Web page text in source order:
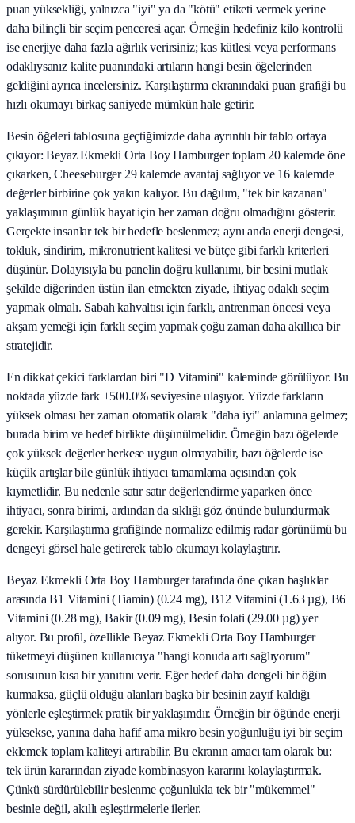
puan yüksekliği, yalnızca "iyi" ya da "kötü" etiketi vermek yerine
daha bilinçli bir seçim penceresi açar. Örneğin hedefiniz kilo kontrolü
ise enerjiye daha fazla ağırlık verirsiniz; kas kütlesi veya performans
odaklıysanız kalite puanındaki artıların hangi besin öğelerinden
geldiğini ayrıca incelersiniz. Karşılaştırma ekranındaki puan grafiği bu
hızlı okumayı birkaç saniyede mümkün hale getirir.
Besin öğeleri tablosuna geçtiğimizde daha ayrıntılı bir tablo ortaya
çıkıyor: Beyaz Ekmekli Orta Boy Hamburger toplam 20 kalemde öne
çıkarken, Cheeseburger 29 kalemde avantaj sağlıyor ve 16 kalemde
değerler birbirine çok yakın kalıyor. Bu dağılım, "tek bir kazanan"
yaklaşımının günlük hayat için her zaman doğru olmadığını gösterir.
Gerçekte insanlar tek bir hedefle beslenmez; aynı anda enerji dengesi,
tokluk, sindirim, mikronutrient kalitesi ve bütçe gibi farklı kriterleri
düşünür. Dolayısıyla bu panelin doğru kullanımı, bir besini mutlak
şekilde diğerinden üstün ilan etmekten ziyade, ihtiyaç odaklı seçim
yapmak olmalı. Sabah kahvaltısı için farklı, antrenman öncesi veya
akşam yemeği için farklı seçim yapmak çoğu zaman daha akıllıca bir
stratejidir.
En dikkat çekici farklardan biri "D Vitamini" kaleminde görülüyor. Bu
noktada yüzde fark +500.0% seviyesine ulaşıyor. Yüzde farkların
yüksek olması her zaman otomatik olarak "daha iyi" anlamına gelmez;
burada birim ve hedef birlikte düşünülmelidir. Örneğin bazı öğelerde
çok yüksek değerler herkese uygun olmayabilir, bazı öğelerde ise
küçük artışlar bile günlük ihtiyacı tamamlama açısından çok
kıymetlidir. Bu nedenle satır satır değerlendirme yaparken önce
ihtiyacı, sonra birimi, ardından da sıklığı göz önünde bulundurmak
gerekir. Karşılaştırma grafiğinde normalize edilmiş radar görünümü bu
dengeyi görsel hale getirerek tablo okumayı kolaylaştırır.
Beyaz Ekmekli Orta Boy Hamburger tarafında öne çıkan başlıklar
arasında B1 Vitamini (Tiamin) (0.24 mg), B12 Vitamini (1.63 µg), B6
Vitamini (0.28 mg), Bakir (0.09 mg), Besin folati (29.00 µg) yer
alıyor. Bu profil, özellikle Beyaz Ekmekli Orta Boy Hamburger
tüketmeyi düşünen kullanıcıya "hangi konuda artı sağlıyorum"
sorusunun kısa bir yanıtını verir. Eğer hedef daha dengeli bir öğün
kurmaksa, güçlü olduğu alanları başka bir besinin zayıf kaldığı
yönlerle eşleştirmek pratik bir yaklaşımdır. Örneğin bir öğünde enerji
yüksekse, yanına daha hafif ama mikro besin yoğunluğu iyi bir seçim
eklemek toplam kaliteyi artırabilir. Bu ekranın amacı tam olarak bu:
tek ürün kararından ziyade kombinasyon kararını kolaylaştırmak.
Çünkü sürdürülebilir beslenme çoğunlukla tek bir "mükemmel"
besinle değil, akıllı eşleştirmelerle ilerler.